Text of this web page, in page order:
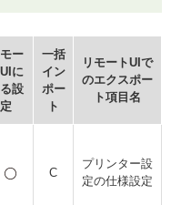
ー
UIに
設
定
一括
イン
ポー
ト
リモートUIで
のエクスポー
ト項目名
C
プリンター設
定の仕様設定